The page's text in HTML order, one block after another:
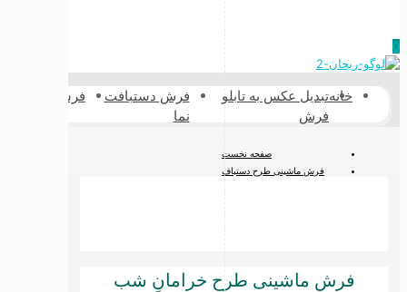
0
خانهتبدیل عکس به تابلو
فرش
فرش دستبافت
نما
فرشینه
صفحه نخست
فرش ماشینی طرح دستباف
فرش ماشینی طرح خرامانِ شب